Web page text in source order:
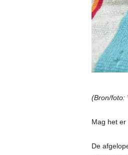
(Bron/foto:
Mag het er
De